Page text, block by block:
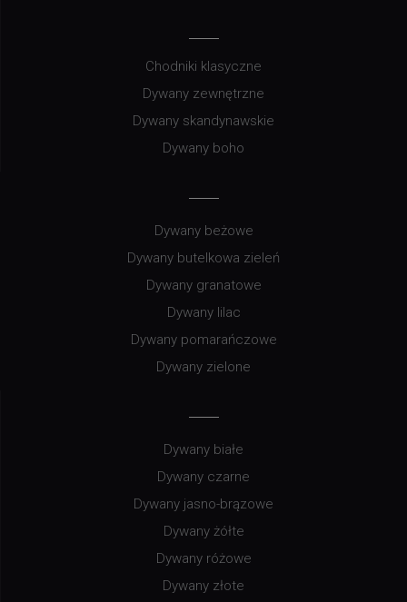
Chodniki klasyczne
Dywany zewnętrzne
Dywany skandynawskie
Dywany boho
Dywany beżowe
Dywany butelkowa zieleń
Dywany granatowe
Dywany lilac
Dywany pomarańczowe
Dywany zielone
Dywany białe
Dywany czarne
Dywany jasno-brązowe
Dywany żółte
Dywany różowe
Dywany złote